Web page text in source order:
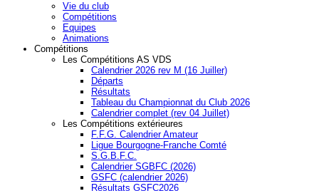
Vie du club
Compétitions
Equipes
Animations
Compétitions
Les Compétitions AS VDS
Calendrier 2026 rev M (16 Juiller)
Départs
Résultats
Tableau du Championnat du Club 2026
Calendrier complet (rev 04 Juillet)
Les Compétitions extérieures
F.F.G. Calendrier Amateur
Ligue Bourgogne-Franche Comté
S.G.B.F.C.
Calendrier SGBFC (2026)
GSFC (calendrier 2026)
Résultats GSFC2026